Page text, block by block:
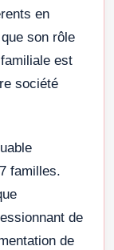
en
son rôle
est
société
familles.
de
de